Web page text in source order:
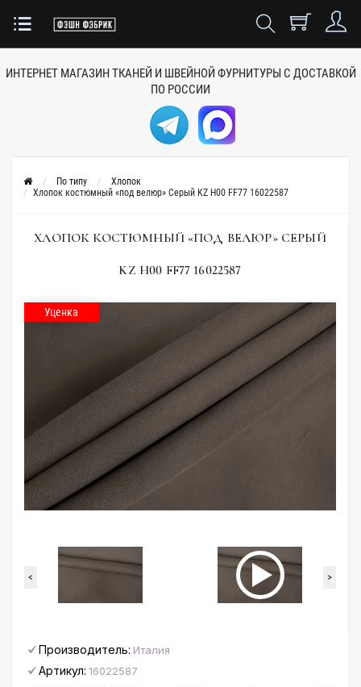
ИНТЕРНЕТ МАГАЗИН ТКАНЕЙ И ШВЕЙНОЙ ФУРНИТУРЫ С ДОСТАВКОЙ
ПО РОССИИ
По типу
Хлопок
Хлопок костюмный «под велюр» Серый KZ H00 FF77 16022587
ХЛОПОК КОСТЮМНЫЙ «ПОД ВЕЛЮР» СЕРЫЙ
KZ H00 FF77 16022587
Уценка
< >
Производитель: Италия
Артикул: 16022587